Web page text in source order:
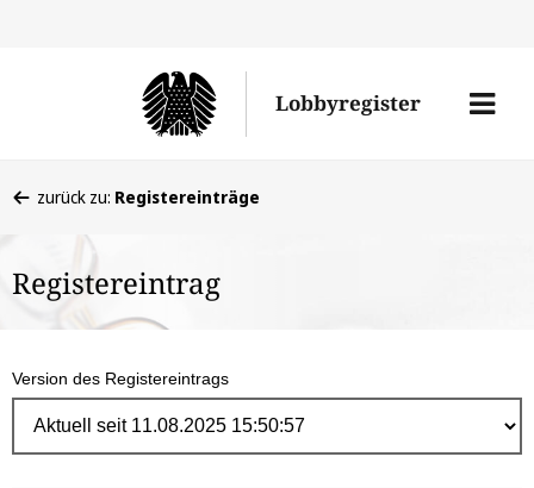
Lobbyregister
Menü
befinden
hier:
zurück zu: Registereinträge
Registereintrag
Version des Registereintrags